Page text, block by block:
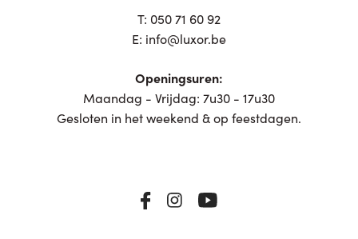
T: 050 71 60 92
E: info@luxor.be
Openingsuren:
Maandag - Vrijdag: 7u30 - 17u30
Gesloten in het weekend & op feestdagen.